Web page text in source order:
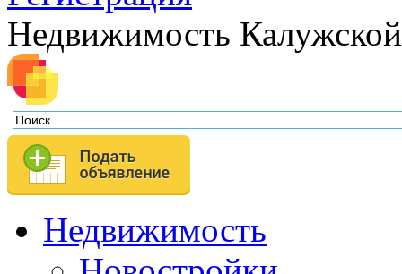
Недвижимость
Недвижимость